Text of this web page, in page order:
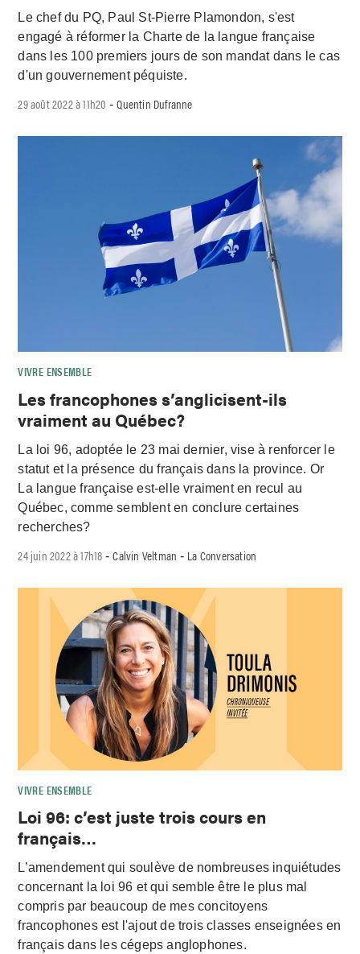
Le chef du PQ, Paul St-Pierre Plamondon, s'est
engagé à réformer la Charte de la langue française
dans les 100 premiers jours de son mandat dans le cas
d'un gouvernement péquiste.
29 août 2022 à 11h20 -Quentin Dufranne
VIVRE ENSEMBLE
Les francophones s’anglicisent-ils
vraiment au Québec?
La loi 96, adoptée le 23 mai dernier, vise à renforcer le
statut et la présence du français dans la province. Or
La langue française est-elle vraiment en recul au
Québec, comme semblent en conclure certaines
recherches?
24 juin 2022 à 17h18 -Calvin Veltman - La Conversation
VIVRE ENSEMBLE
Loi 96: c’est juste trois cours en
français…
L’amendement qui soulève de nombreuses inquiétudes
concernant la loi 96 et qui semble être le plus mal
compris par beaucoup de mes concitoyens
francophones est l'ajout de trois classes enseignées en
français dans les cégeps anglophones.